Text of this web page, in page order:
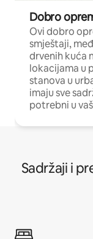
Dobro
Ovi dobro
smještaji,
drvenih kuća
lokacijama u
stanova u
imaju sve
potrebni u
Sadržaji i